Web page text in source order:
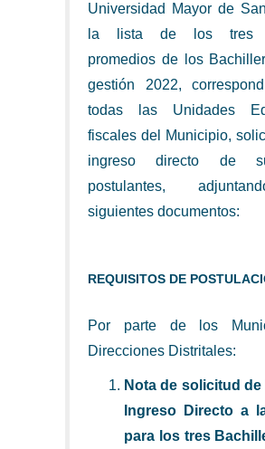
Universidad Mayor de
la lista de los tres
promedios de los
gestión 2022,
todas las Unidades
fiscales del Municipio,
ingreso directo de
postulantes,
siguientes documentos:
REQUISITOS DE
Por parte de los
Direcciones Distritales:
Nota de solicitud
Ingreso Directo a
para los tres